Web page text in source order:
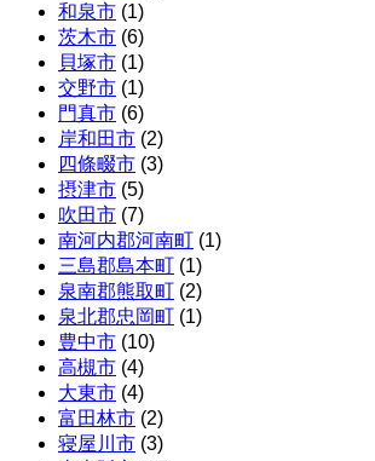
和泉市 (1)
茨木市 (6)
貝塚市 (1)
交野市 (1)
門真市 (6)
岸和田市 (2)
四條畷市 (3)
摂津市 (5)
吹田市 (7)
南河内郡河南町 (1)
三島郡島本町 (1)
泉南郡熊取町 (2)
泉北郡忠岡町 (1)
豊中市 (10)
高槻市 (4)
大東市 (4)
富田林市 (2)
寝屋川市 (3)